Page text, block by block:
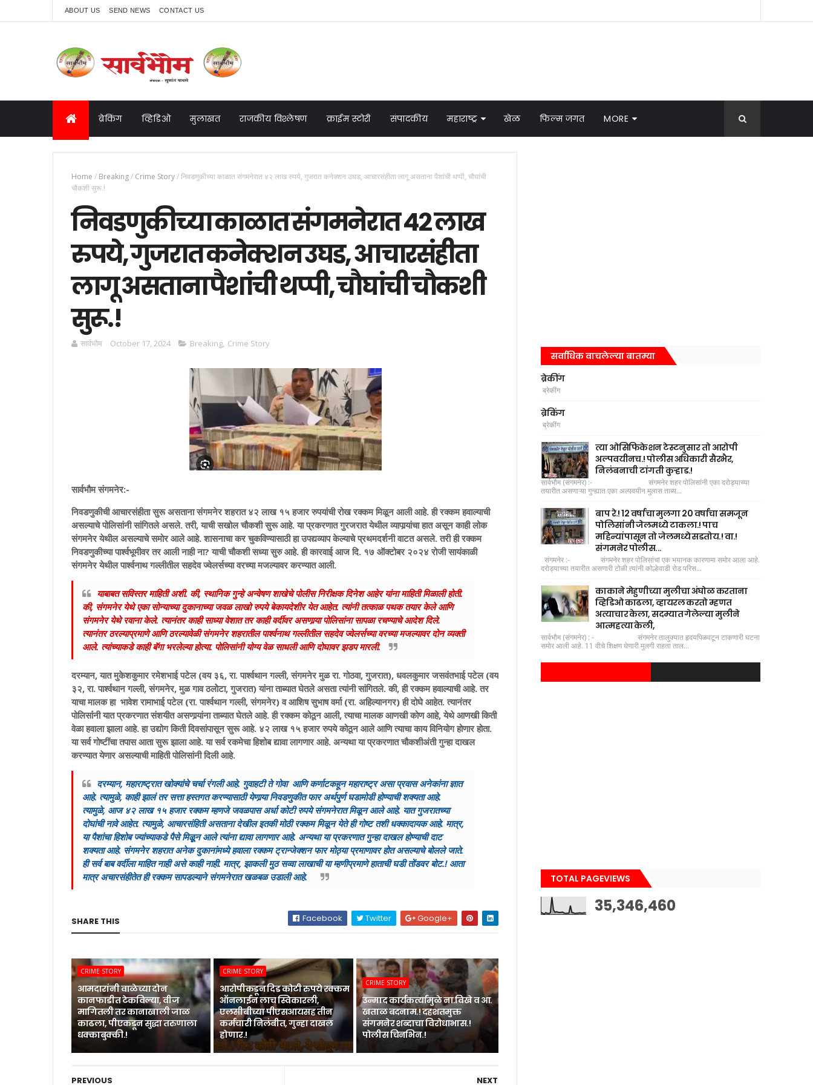
ABOUT US SEND NEWS CONTACT US
ब्रेकिंग व्हिडिओ मुलाखत राजकीय विश्लेषण क्राईम स्टोरी संपादकीय महाराष्ट्र खेळ फिल्म जगत MORE
Home / Breaking/ Crime Story/निवडणुकीच्या काळात संगमनेरात ४२ लाख रुपये, गुजरात कनेक्शन उघड, आचारसंहीता लागू असताना पैशांची थप्पी, चौघांची
चौकशी सुरू.!
निवडणुकीच्या काळात संगमनेरात ४२ लाख
रुपये, गुजरात कनेक्शन उघड, आचारसंहीता
लागू असताना पैशांची थप्पी, चौघांची चौकशी
सुरू.!
सार्वभाैम October 17, 2024 Breaking, Crime Story
सार्वभौम संगमनेर:-
निवडणुकीची आचारसंहीता सुरू असताना संगमनेर शहरात ४२ लाख १५ हजार रुपयांची रोख रक्कम मिळून आली आहे. ही रक्कम हवाल्याची
असल्याचे पोलिसांनी सांगितले असले. तरी, याची सखोल चौकशी सुरू आहे. या प्रकरणात गुरजरात येथील व्यापार्‍यांचा हात असून काही लोक
संगमनेर येथील असल्याचे समोर आले आहे. शासनाचा कर चुकविण्यासाठी हा उपद्यव्याप केल्याचे प्रथमदर्शनी वाटत असले. तरी ही रक्कम
निवडणुकीच्या पार्श्‍वभूमीवर तर आली नाही ना? याची चौकशी सध्या सुरु आहे. ही कारवाई आज दि. १७ ऑक्टोबर २०२४ रोजी सायंकाळी
संगमनेर येथील पार्श्वनाथ गल्लीतील सहदेव ज्वेलर्सच्या वरच्या मजल्यावर करण्यात आली.
याबाबत सविस्तर माहिती अशी. की, स्थानिक गुन्हे अन्वेषण शाखेचे पोलीस निरीक्षक दिनेश आहेर यांना माहिती मिळाली होती.
की, संगमनेर येथे एका सोन्याच्या दुकानाच्या जवळ लाखो रुपये बेकायदेशीर येत आहेत. त्यांनी तत्काळ पथक तयार केले आणि
संगमनेर येथे रवाना केले. त्यानंतर काही साध्या वेशात तर काही वर्दीवर असणार्‍या पोलिसांना सापळा रचण्याचे आदेश दिले.
त्यानंतर ठरल्याप्रमाणे आणि ठरल्यावेळी संगमनेर शहरातील पार्श्वनाथ गल्लीतील सहदेव ज्वेलर्सच्या वरच्या मजल्यावर दोन व्यक्ती
आले. त्यांच्याकडे काही बॅगा भरलेल्या होत्या. पोलिसांनी योग्य वेळ साधली आणि दोघावर झडप मारली.
दरम्यान, यात मुकेशकुमार रमेशभाई पटेल (वय ३६, रा. पार्श्वथान गल्ली, संगमनेर मुळ रा. गोठवा, गुजरात), धवलकुमार जसवंतभाई पटेल (वय
३२, रा. पार्श्वथान गल्ली, संगमनेर, मुळ गाव ठलोेटा, गुजरात) यांना ताब्यात घेतले असता त्यांनी सांगितले. की, ही रक्कम हवाल्याची आहे. तर
याचा मालक हा भावेश रामाभाई पटेल (रा. पार्श्वथान गल्ली, संगमनेर) व आशिष सुभाष वर्मा (रा. अहिल्यानगर) ही दोघे आहेत. त्यानंतर
पोलिसांंनी यात प्रकरणात संशयीत असणार्‍यांना ताब्यात घेतले आहे. ही रक्कम कोठून आली, त्याचा मालक आणखी कोण आहे, येथे आणखी किती
वेळा हवाला झाला आहे. हा उद्योग किती दिवसांपासून सुरू आहे. ४२ लाख १५ हजार रुपये कोठून आले आणि त्याचा काय विनियोग होणार होता.
या सर्व गोष्टींचा तपास आता सुरू झाला आहे. या सर्व रकमेचा हिशोब द्यावा लागणार आहे. अन्यथा या प्रकरणात चौकशीअंती गुन्हा दाखल
करण्यात येणार असल्याची माहिती पोलिसांनी दिली आहे.
दरम्यान, महाराष्ट्रात खोक्यांचे चर्चा रंगली आहे. गुवाहटी ते गोवा आणि कर्णाटकहून महाराष्ट्र असा प्रवास अनेकांना ज्ञात
आहे. त्यामुळे, काही झालं तर सत्ता हस्तगत करण्यासाठी येणार्‍या निवडणुकीत फार अर्थपुर्ण घडामोडी होण्याची शक्यता आहे.
त्यामुळे, आज ४२ लाख १५ हजार रक्कम म्हणजे जवळपास अर्धा कोटी रुपये संगमनेरात मिळून आले आहे. यात गुजरातच्या
दोघांची नावे आहेत. त्यामुळे, आचारसंहिती असताना देखील इतकी मोठी रक्कम मिळून येते ही गोष्ट तशी धक्कादायक आहे. मात्र,
या पैशांचा हिशोब ज्यांच्याकडे पैसे मिळूून आले त्यांना द्यावा लागणार आहे. अन्यथा या प्रकरणात गुन्हा दाखल होण्याची दाट
शक्यता आहे. संगमनेर शहरात अनेक दुकानांमध्ये हवाला रक्कम ट्रान्जेक्शन फार मोठ्या प्रमाणावर होत असल्याचे बोलले जाते.
ही सर्व बाब वर्दीला माहित नाही असे काही नाही. मात्र, झाकली मुठ सव्वा लाखाची या म्हणीप्रमाणे हाताची घडी तोंडवर बोट.! आता
मात्र अचारसंहीतेत ही रक्कम सापडल्याने संगमनेरात खळबळ उडाली आहे.
SHARE THIS Facebook Twitter Google+
CRIME STORY
आमदारांनी वाळेच्या दोन
कानफाडीत टेकविल्या, वीज
मागितली तर कानाखाली जाळ
काढला, पीएकडून सुद्धा तरुणाला
धक्काबुक्की.!
CRIME STORY
आरोपीकडून दिड कोटी रुपये रक्कम
ऑनलाईन लाच स्विकारली,
एलसीबीच्या पीएसआयसह तीन
कर्मचारी निलंबीत, गुन्हा दाखल
होणार.!
CRIME STORY
उन्माद कार्यकर्त्यांमुळे ना.विखे व आ.
खताळ बदनाम.! दहशतमुक्त
संगमनेर शब्दाचा विरोधाभास.!
पोलीस चिनभिन.!
NEXT
PREVIOUS
सर्वाधिक वाचलेल्या बातम्या
ब्रेकींग
ब्रेकींग
ब्रेकिंग
ब्रेकींग
त्या ओसिफिकेशन टेस्टनुसार तो आरोपी
अल्पवयीनच.! पोलीस अधिकारी सैरभैर,
निलंबनाची टांगती कुऱ्हाड.!
सार्वभौम (संगमनेर) :- संगमनेर शहर पोलिसांनी एका दरोड्याच्या
तयारीत असणाऱ्या गुन्ह्यात एका अल्पवयीन मुलास ताब्य...
बाप रे.! 12 वर्षाचा मुलगा 20 वर्षाचा समजून
पोलिसांनी जेलमध्ये टाकला.! पाच
महिन्यांपासून तो जेलमध्ये सडतोय.! वा.!
संगमनेर पोलीस...
संगमनेर :- संगमनेर शहर पोलिसांचा एक भयानक कारणामा समोर आला आहे.
दरोड्याच्या तयारीत असणारी टोळी त्यांनी कोल्हेवाडी रोड परिस...
काकाने मेहुणीच्या मुलीचा अंघोळ करताना
व्हिडिओ काढला, व्हायरल करतो म्हणत
अत्याचार केला, सदम्यात गेलेल्या मुलीने
आत्महत्या केली,
सार्वभौम (संगमनेर) : - संगमनेर तालुक्यात हृदयपिळवटून टाकणारी घटना
समोर आली आहे. 11 वीचे शिक्षण घेणारी मुलगी राहता ताल...
TOTAL PAGEVIEWS
35,346,460